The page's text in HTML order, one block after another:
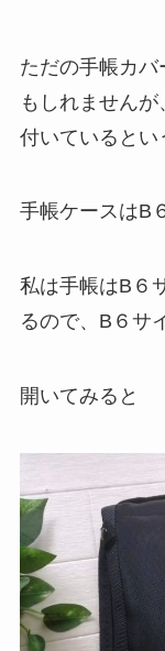
ただの手帳カ
もしれません
付いているとい
手帳ケースはB
私は手帳はB６
るので、B６サ
開いてみると